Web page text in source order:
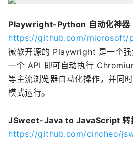
Playwright-Python 自动化神器
https://github.com/microsoft/
微软开源的 Playwright 是一个
一个 API 即可自动执行
等主流浏览器自动化操作，并同
模式运行。
JSweet-Java to JavaScript 转
https://github.com/cincheo/